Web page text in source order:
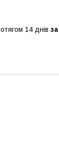
14 днів